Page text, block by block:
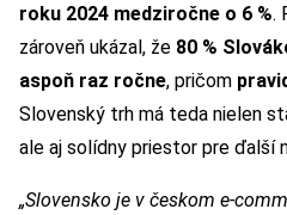
roku 2024 medziročne o 6 %.
zároveň ukázal, že 80 %
aspoň raz ročne, pričom
Slovenský trh má teda nielen
ale aj solídny priestor pre ďalší
„Slovensko je v českom e-